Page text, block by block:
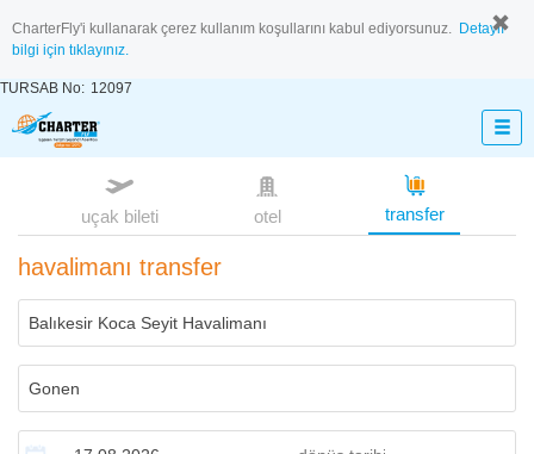
CharterFly'i kullanarak çerez kullanım koşullarını kabul ediyorsunuz. Detaylı
bilgi için tıklayınız.
TURSAB No: 12097
uçak bileti otel transfer
havalimanı transfer